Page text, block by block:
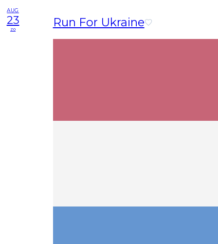
AUG
23
zo Run For Ukraine